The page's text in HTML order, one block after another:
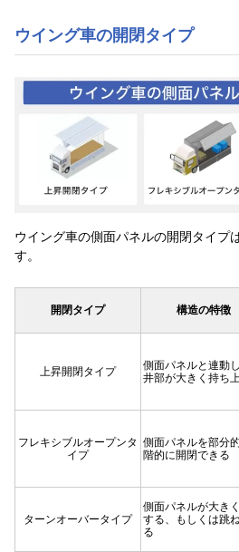
ウイング車の開閉タイプ
ウイング車の側面パネルの開閉タイプ
す。
開閉タイプ 構造の特徴
上昇開閉タイプ
側面パネルと連動
井部が大きく持ち
フレキシブルオープンタ
イプ
側面パネルを部分
階的に開閉できる
ターンオーバータイプ
側面パネルが大き
する、もしくは跳
る